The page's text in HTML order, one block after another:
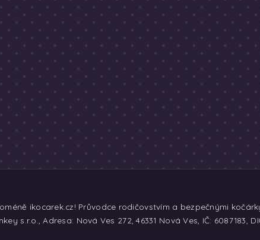
ikocarek.cz! Průvodce rodičovstvím a bezpečnými
s.r.o., Adresa: Nová Ves 272, 46331 Nová Ves, IČ: 6087183,